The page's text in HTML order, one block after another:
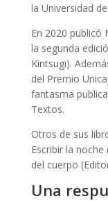
la Universidad
En 2020 publicó
la segunda
Kintsugi).
del Premio
fantasma
Textos.
Otros de sus
Escribir la
del cuerpo
Una